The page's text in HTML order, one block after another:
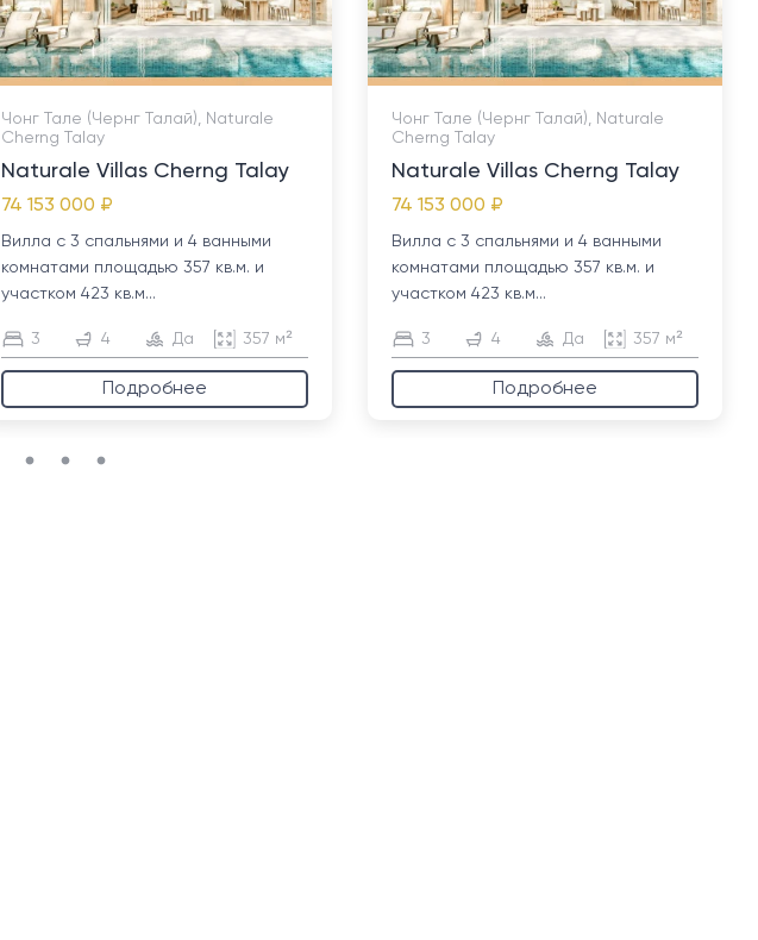
Чонг Тале (Чернг Талай), Naturale
Cherng Talay
Naturale Villas Cherng Talay
74 153 000 ₽
Вилла с 3 спальнями и 4 ванными
комнатами площадью 357 кв.м. и
участком 423 кв.м...
3 4 Да 357 м²
Подробнее
Чонг Тале (Чернг Талай), Naturale
Cherng Talay
Naturale Villas Cherng Talay
74 153 000 ₽
Вилла с 3 спальнями и 4 ванными
комнатами площадью 357 кв.м. и
участком 423 кв.м...
3 4 Да 357 м²
Подробнее